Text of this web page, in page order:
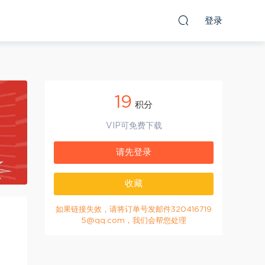
登录
19 积分
VIP可免费下载
请先登录
收藏
如果链接失效，请将订单号发邮件320416719
5@qq.com，我们会帮您处理